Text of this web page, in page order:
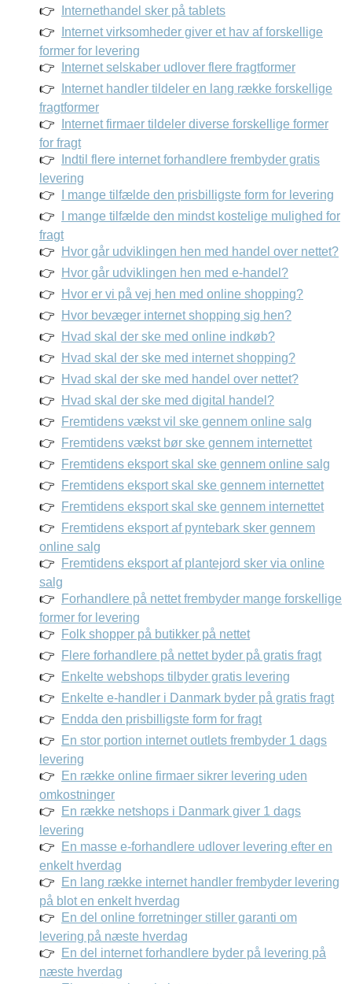
Internethandel sker på tablets
Internet virksomheder giver et hav af forskellige
former for levering
Internet selskaber udlover flere fragtformer
Internet handler tildeler en lang række forskellige
fragtformer
Internet firmaer tildeler diverse forskellige former
for fragt
Indtil flere internet forhandlere frembyder gratis
levering
I mange tilfælde den prisbilligste form for levering
I mange tilfælde den mindst kostelige mulighed for
fragt
Hvor går udviklingen hen med handel over nettet?
Hvor går udviklingen hen med e-handel?
Hvor er vi på vej hen med online shopping?
Hvor bevæger internet shopping sig hen?
Hvad skal der ske med online indkøb?
Hvad skal der ske med internet shopping?
Hvad skal der ske med handel over nettet?
Hvad skal der ske med digital handel?
Fremtidens vækst vil ske gennem online salg
Fremtidens vækst bør ske gennem internettet
Fremtidens eksport skal ske gennem online salg
Fremtidens eksport skal ske gennem internettet
Fremtidens eksport skal ske gennem internettet
Fremtidens eksport af pyntebark sker gennem
online salg
Fremtidens eksport af plantejord sker via online
salg
Forhandlere på nettet frembyder mange forskellige
former for levering
Folk shopper på butikker på nettet
Flere forhandlere på nettet byder på gratis fragt
Enkelte webshops tilbyder gratis levering
Enkelte e-handler i Danmark byder på gratis fragt
Endda den prisbilligste form for fragt
En stor portion internet outlets frembyder 1 dags
levering
En række online firmaer sikrer levering uden
omkostninger
En række netshops i Danmark giver 1 dags
levering
En masse e-forhandlere udlover levering efter en
enkelt hverdag
En lang række internet handler frembyder levering
på blot en enkelt hverdag
En del online forretninger stiller garanti om
levering på næste hverdag
En del internet forhandlere byder på levering på
næste hverdag